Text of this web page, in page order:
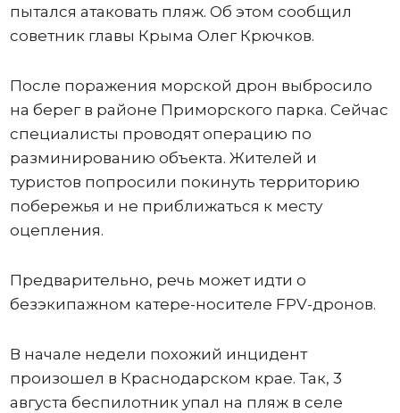
пытался атаковать пляж. Об этом сообщил
советник главы Крыма Олег Крючков.
После поражения морской дрон выбросило
на берег в районе Приморского парка. Сейчас
специалисты проводят операцию по
разминированию объекта. Жителей и
туристов попросили покинуть территорию
побережья и не приближаться к месту
оцепления.
Предварительно, речь может идти о
безэкипажном катере-носителе FPV-дронов.
В начале недели похожий инцидент
произошел в Краснодарском крае. Так, 3
августа беспилотник упал на пляж в селе